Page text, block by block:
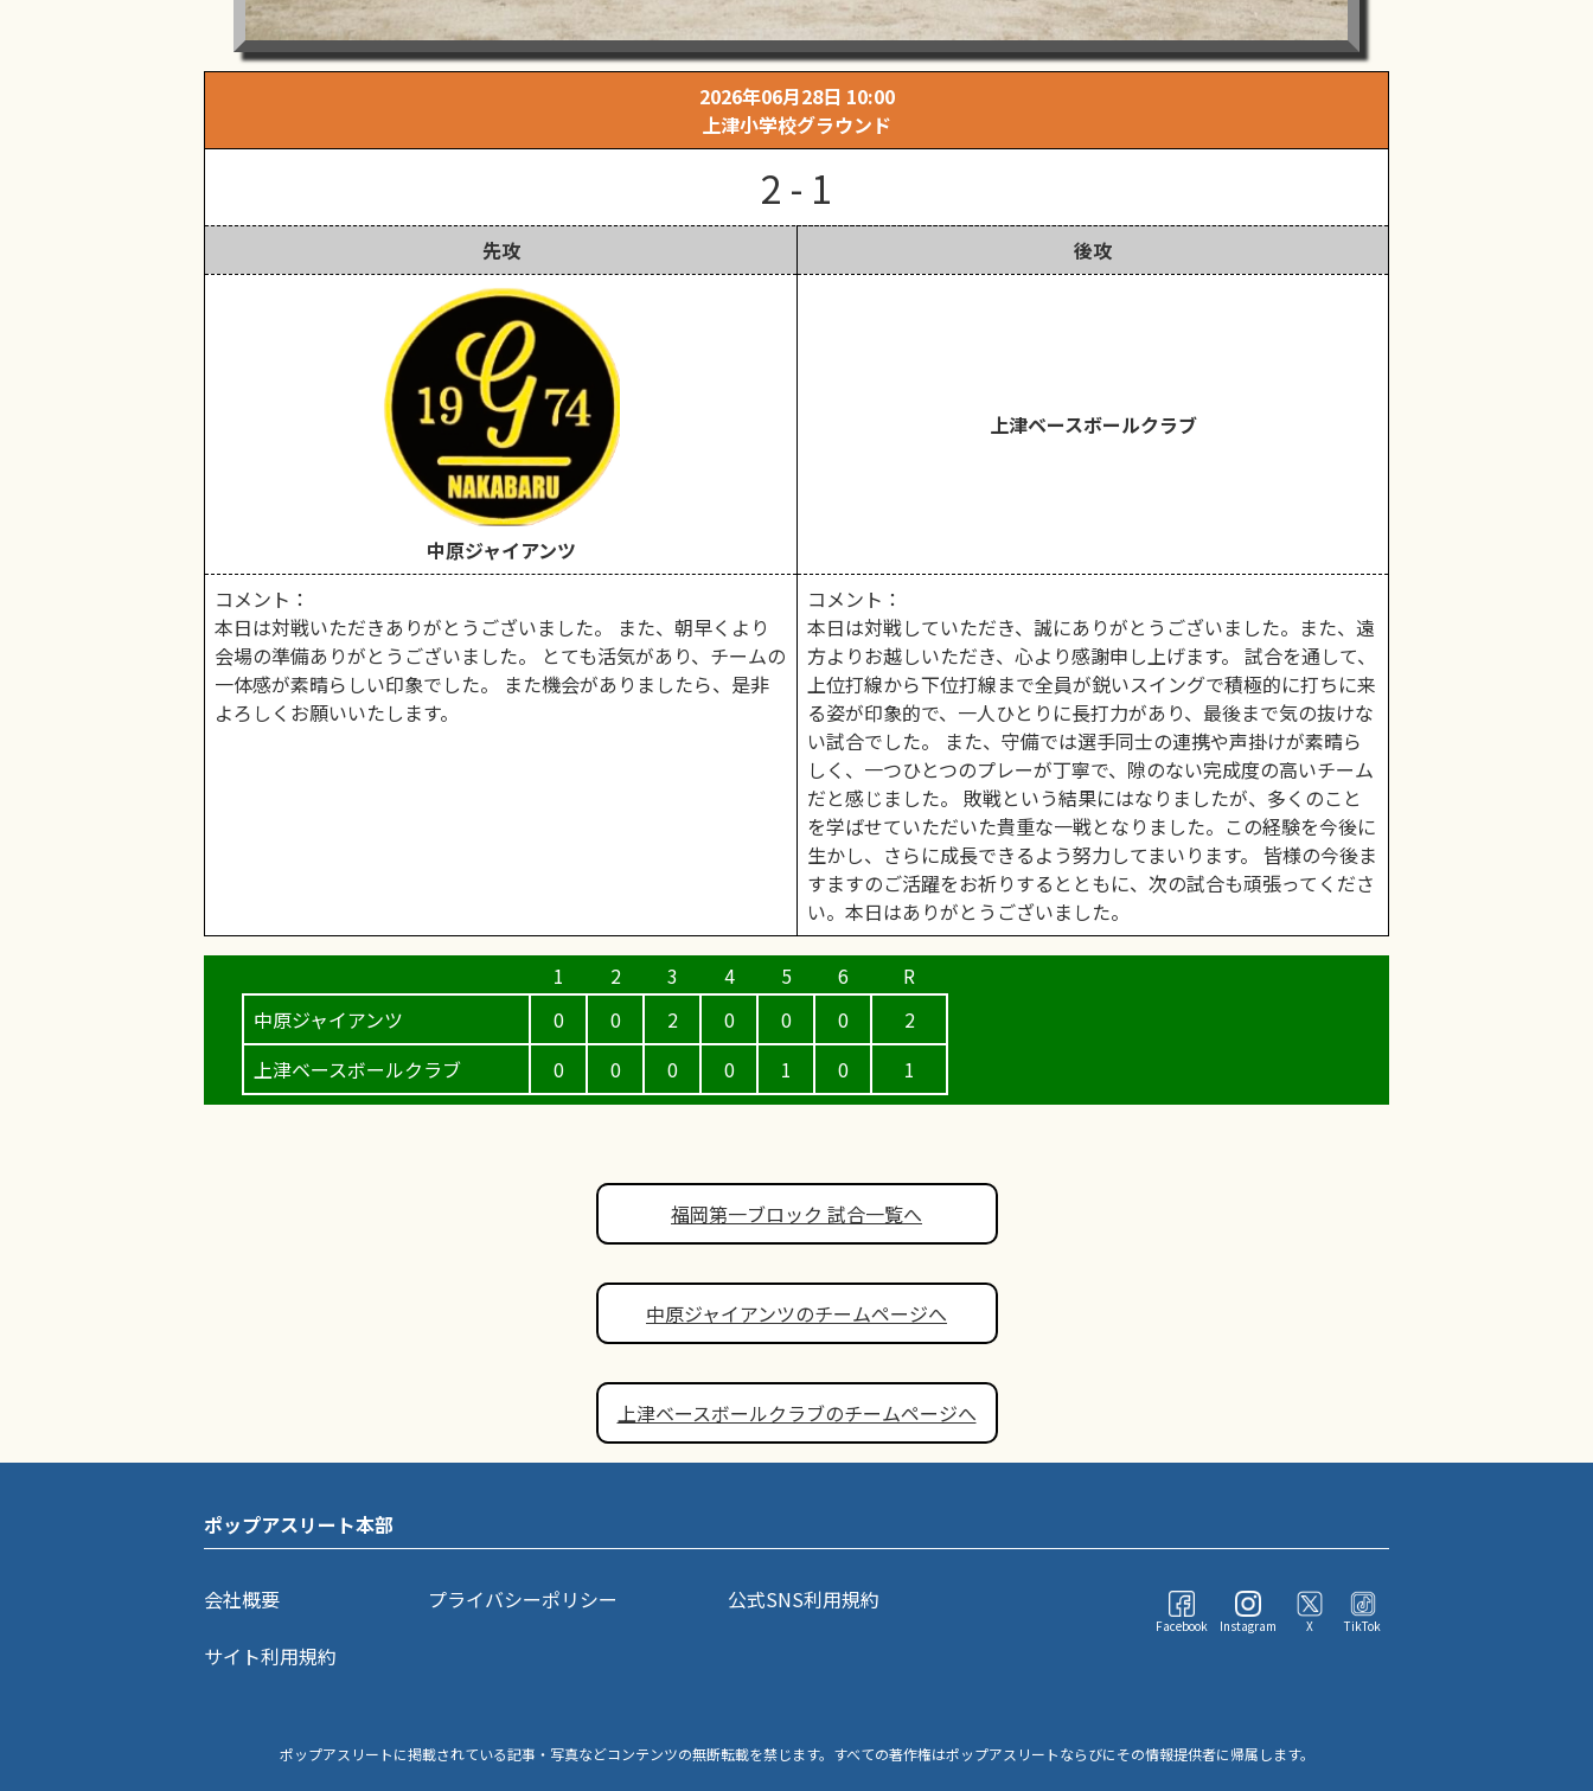
2026年06月28日 10:00
上津小学校グラウンド
2 - 1
先攻 後攻
中原ジャイアンツ
上津ベースボールクラブ
コメント：
本日は対戦いただきありがとうございました。 また、朝早くより
会場の準備ありがとうございました。 とても活気があり、チームの
一体感が素晴らしい印象でした。 また機会がありましたら、是非
よろしくお願いいたします。
コメント：
本日は対戦していただき、誠にありがとうございました。また、遠
方よりお越しいただき、心より感謝申し上げます。 試合を通して、
上位打線から下位打線まで全員が鋭いスイングで積極的に打ちに来
る姿が印象的で、一人ひとりに長打力があり、最後まで気の抜けな
い試合でした。 また、守備では選手同士の連携や声掛けが素晴ら
しく、一つひとつのプレーが丁寧で、隙のない完成度の高いチーム
だと感じました。 敗戦という結果にはなりましたが、多くのこと
を学ばせていただいた貴重な一戦となりました。この経験を今後に
生かし、さらに成長できるよう努力してまいります。 皆様の今後ま
すますのご活躍をお祈りするとともに、次の試合も頑張ってくださ
い。本日はありがとうございました。
中原ジャイアンツ
上津ベースボールクラブ
0
0
0
0
2
0
0
0
0
1
0
0
2
1
福岡第一ブロック 試合一覧へ
中原ジャイアンツのチームページへ
上津ベースボールクラブのチームページへ
ポップアスリート本部
会社概要 プライバシーポリシー
公式SNS利用規約
サイト利用規約
Facebook Instagram X TikTok
ポップアスリートに掲載されている記事・写真などコンテンツの無断転載を禁じます。すべての著作権はポップアスリートならびにその情報提供者に帰属します。